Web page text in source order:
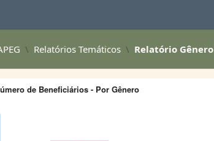
Relatórios Temáticos Relatório Gênero
de Beneficiários - Por Gênero